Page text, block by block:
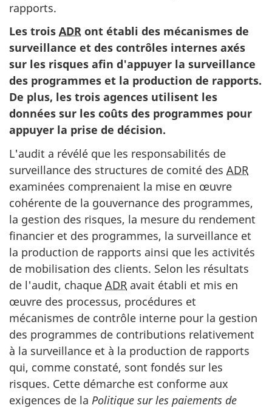
rapports.
Les trois ADR ont établi des mécanismes de
surveillance et des contrôles internes axés
sur les risques afin d'appuyer la surveillance
des programmes et la production de rapports.
De plus, les trois agences utilisent les
données sur les coûts des programmes pour
appuyer la prise de décision.
L'audit a révélé que les responsabilités de
surveillance des structures de comité des ADR
examinées comprenaient la mise en œuvre
cohérente de la gouvernance des programmes,
la gestion des risques, la mesure du rendement
financier et des programmes, la surveillance et
la production de rapports ainsi que les activités
de mobilisation des clients. Selon les résultats
de l'audit, chaque ADR avait établi et mis en
œuvre des processus, procédures et
mécanismes de contrôle interne pour la gestion
des programmes de contributions relativement
à la surveillance et à la production de rapports
qui, comme constaté, sont fondés sur les
risques. Cette démarche est conforme aux
exigences de la Politique sur les paiements de